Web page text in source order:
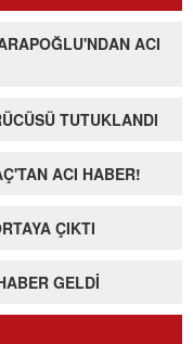
ACI
TUTUKLANDI
ACI HABER!
ÇIKTI
GELDİ